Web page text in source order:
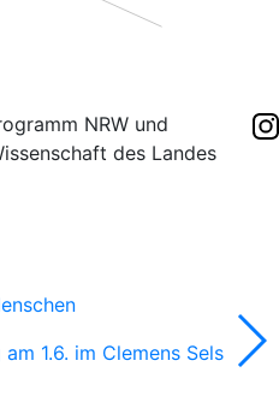
1.6. im Clemens Sels